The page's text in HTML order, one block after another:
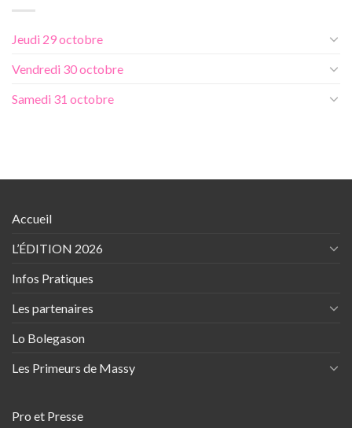
Jeudi 29 octobre
Vendredi 30 octobre
Samedi 31 octobre
Accueil
L’ÉDITION 2026
Infos Pratiques
Les partenaires
Lo Bolegason
Les Primeurs de Massy
Pro et Presse